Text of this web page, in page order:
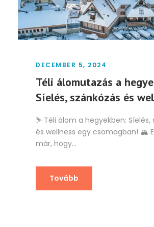
DECEMBER 5, 2024
Téli álomutazás a
Síelés, szánkózás és
⛷️ Téli álom a hegyekben: Síelés,
és wellness egy csomagban! 🏔️
már, hogy...
Tovább